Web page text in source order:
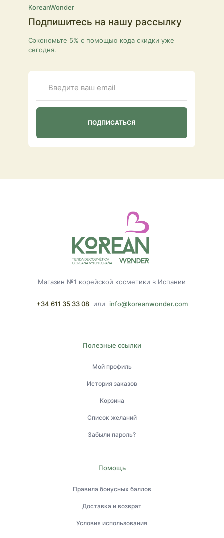
KoreanWonder
Подпишитесь на нашу рассылку
Сэкономьте 5% с помощью кода скидки уже
сегодня.
Магазин №1 корейской косметики в Испании
+34 611 35 33 08 или info@koreanwonder.com
Полезные ссылки
Мой профиль
История заказов
Корзина
Список желаний
Забыли пароль?
Помощь
Правила бонусных баллов
Доставка и возврат
Условия использования